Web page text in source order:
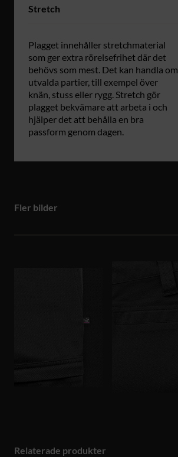
Stretch
Plagget innehåller stretchmaterial
som ger extra rörelsefrihet där det
behövs som mest. Det kan handla om
utvalda partier, till exempel över
knän, stuss eller rygg. Stretch gör
plagget bekvämare att arbeta i och
hjälper det att behålla en bra
passform genom dagen.
Fler bilder
Relaterade produkter